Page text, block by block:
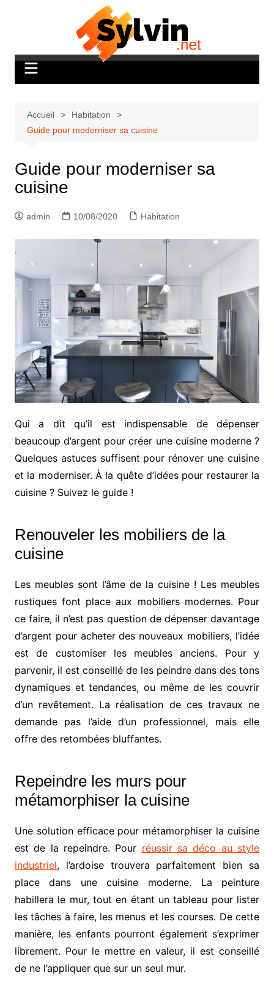
Accueil
Habitation
Guide pour moderniser sa cuisine
Guide pour moderniser sa
cuisine
admin 10/08/2020 Habitation
Qui a dit qu’il est indispensable de dépenser
beaucoup d’argent pour créer une cuisine moderne ?
Quelques astuces suffisent pour rénover une cuisine
et la moderniser. À la quête d’idées pour restaurer la
cuisine ? Suivez le guide !
Renouveler les mobiliers de la
cuisine
Les meubles sont l’âme de la cuisine ! Les meubles
rustiques font place aux mobiliers modernes. Pour
ce faire, il n’est pas question de dépenser davantage
d’argent pour acheter des nouveaux mobiliers, l’idée
est de customiser les meubles anciens. Pour y
parvenir, il est conseillé de les peindre dans des tons
dynamiques et tendances, ou même de les couvrir
d’un revêtement. La réalisation de ces travaux ne
demande pas l’aide d’un professionnel, mais elle
offre des retombées bluffantes.
Repeindre les murs pour
métamorphiser la cuisine
Une solution efficace pour métamorphiser la cuisine
est de la repeindre. Pour réussir sa déco au style
industriel, l’ardoise trouvera parfaitement bien sa
place dans une cuisine moderne. La peinture
habillera le mur, tout en étant un tableau pour lister
les tâches à faire, les menus et les courses. De cette
manière, les enfants pourront également s’exprimer
librement. Pour le mettre en valeur, il est conseillé
de ne l’appliquer que sur un seul mur.